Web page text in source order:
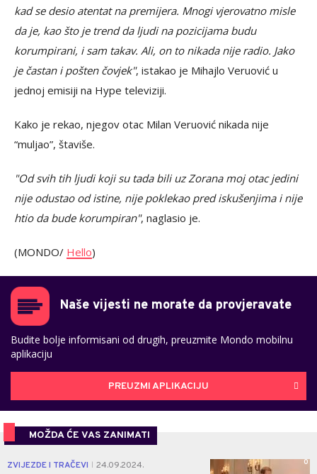
kad se desio atentat na premijera. Mnogi vjerovatno misle
da je, kao što je trend da ljudi na pozicijama budu
korumpirani, i sam takav. Ali, on to nikada nije radio. Jako
je častan i pošten čovjek", istakao je Mihajlo Veruović u
jednoj emisiji na Hype televiziji.
Kako je rekao, njegov otac Milan Veruović nikada nije
“muljao”, štaviše.
"Od svih tih ljudi koji su tada bili uz Zorana moj otac jedini
nije odustao od istine, nije poklekao pred iskušenjima i nije
htio da bude korumpiran", naglasio je.
(MONDO/ Hello)
Naše vijesti ne morate da provjeravate
Budite bolje informisani od drugih, preuzmite Mondo mobilnu
aplikaciju
PREUZMI APLIKACIJU
MOŽDA ĆE VAS ZANIMATI
ZVIJEZDE I TRAČEVI 24.09.2024. 0